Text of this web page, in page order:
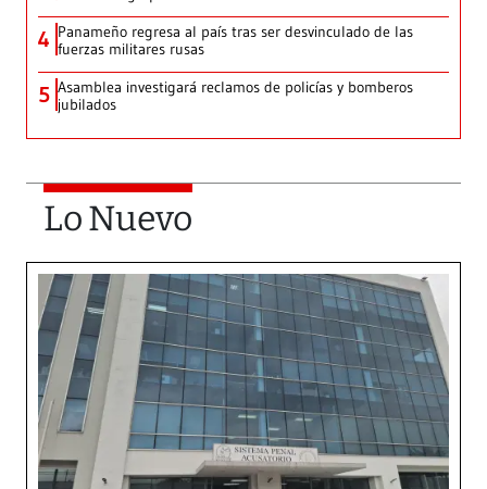
4 Panameño regresa al país tras ser desvinculado de las
fuerzas militares rusas
5 Asamblea investigará reclamos de policías y bomberos
jubilados
Lo Nuevo